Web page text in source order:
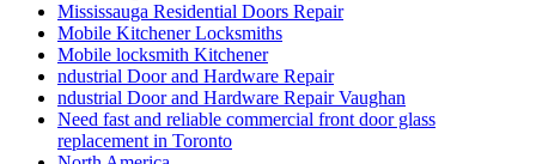
Mississauga Residential Doors Repair
Mobile Kitchener Locksmiths
Mobile locksmith Kitchener
ndustrial Door and Hardware Repair
ndustrial Door and Hardware Repair Vaughan
Need fast and reliable commercial front door glass
replacement in Toronto